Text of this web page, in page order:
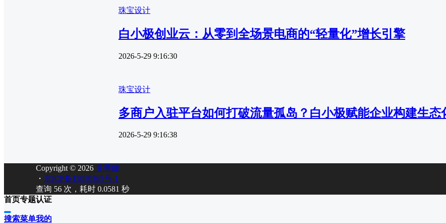
珠宝设计
白小极创业云：从零到全场景电商的“轻量化”增长引擎
2026-5-29 9:16:30
珠宝设计
多商户入驻平台如何打破流量孤岛？白小极赋能企业构建生态
2026-5-29 9:16:38
Copyright © 2026 艾蒂娜
・ 京ICP备15050365号-1
查询 56 次，耗时 0.0581 秒
首页专题认证
搜索菜单我的